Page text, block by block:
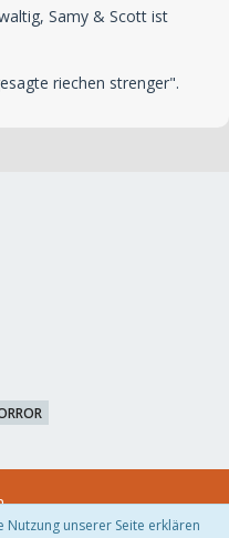
Samy & Scott ist
riechen strenger".
Nutzung unserer Seite erklären